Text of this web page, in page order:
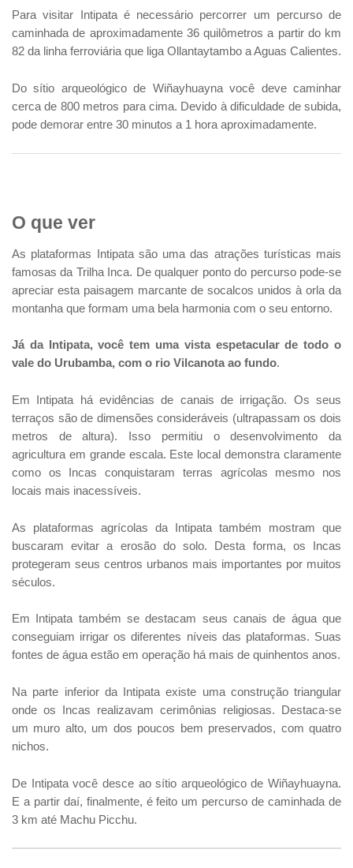
Para visitar Intipata é necessário percorrer um percurso de
caminhada de aproximadamente 36 quilômetros a partir do km
82 da linha ferroviária que liga Ollantaytambo a Aguas Calientes.
Do sítio arqueológico de Wiñayhuayna você deve caminhar
cerca de 800 metros para cima. Devido à dificuldade de subida,
pode demorar entre 30 minutos a 1 hora aproximadamente.
O que ver
As plataformas Intipata são uma das atrações turísticas mais
famosas da Trilha Inca. De qualquer ponto do percurso pode-se
apreciar esta paisagem marcante de socalcos unidos à orla da
montanha que formam uma bela harmonia com o seu entorno.
Já da Intipata, você tem uma vista espetacular de todo o
vale do Urubamba, com o rio Vilcanota ao fundo.
Em Intipata há evidências de canais de irrigação. Os seus
terraços são de dimensões consideráveis ​​(ultrapassam os dois
metros de altura). Isso permitiu o desenvolvimento da
agricultura em grande escala. Este local demonstra claramente
como os Incas conquistaram terras agrícolas mesmo nos
locais mais inacessíveis.
As plataformas agrícolas da Intipata também mostram que
buscaram evitar a erosão do solo. Desta forma, os Incas
protegeram seus centros urbanos mais importantes por muitos
séculos.
Em Intipata também se destacam seus canais de água que
conseguiam irrigar os diferentes níveis das plataformas. Suas
fontes de água estão em operação há mais de quinhentos anos.
Na parte inferior da Intipata existe uma construção triangular
onde os Incas realizavam cerimônias religiosas. Destaca-se
um muro alto, um dos poucos bem preservados, com quatro
nichos.
De Intipata você desce ao sítio arqueológico de Wiñayhuayna.
E a partir daí, finalmente, é feito um percurso de caminhada de
3 km até Machu Picchu.